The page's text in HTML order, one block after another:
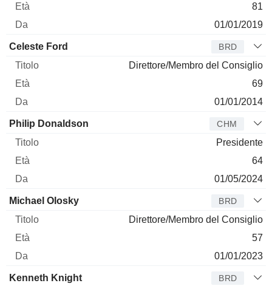
81
01/01/2019
Celeste Ford BRD
Direttore/Membro del Consiglio
69
01/01/2014
Philip Donaldson CHM
Presidente
64
01/05/2024
Michael Olosky BRD
Direttore/Membro del Consiglio
57
01/01/2023
Kenneth Knight BRD